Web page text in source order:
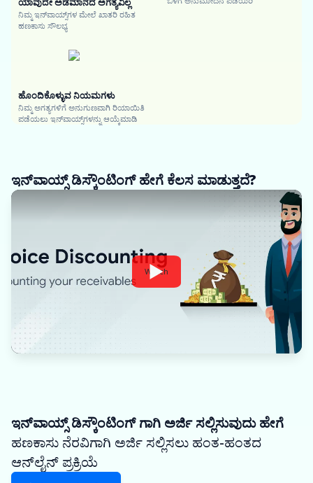
ನಿಮ್ಮ ಇನ್‌ವಾಯ್ಸ್‌ಗಳ ಮೇಲೆ ಖಾತರಿ ರಹಿತ
ಹಣಕಾಸು ಸೌಲಭ್ಯ
ಹೊಂದಿಕೊಳ್ಳುವ ನಿಯಮಗಳು
ನಿಮ್ಮ ಅಗತ್ಯಗಳಿಗೆ ಅನುಗುಣವಾಗಿ ರಿಯಾಯಿತಿ
ಪಡೆಯಲು ಇನ್‌ವಾಯ್ಸ್‌ಗಳನ್ನು ಆಯ್ಕೆಮಾಡಿ
ಇನ್‌ವಾಯ್ಸ್ ಡಿಸ್ಕೌಂಟಿಂಗ್ ಹೇಗೆ ಕೆಲಸ ಮಾಡುತ್ತದೆ?
Watch
ಇನ್‌ವಾಯ್ಸ್ ಡಿಸ್ಕೌಂಟಿಂಗ್ ಗಾಗಿ ಅರ್ಜಿ ಸಲ್ಲಿಸುವುದು ಹೇಗೆ
ಹಣಕಾಸು ನೆರವಿಗಾಗಿ ಅರ್ಜಿ ಸಲ್ಲಿಸಲು ಹಂತ-ಹಂತದ
ಆನ್‌ಲೈನ್ ಪ್ರಕ್ರಿಯೆ